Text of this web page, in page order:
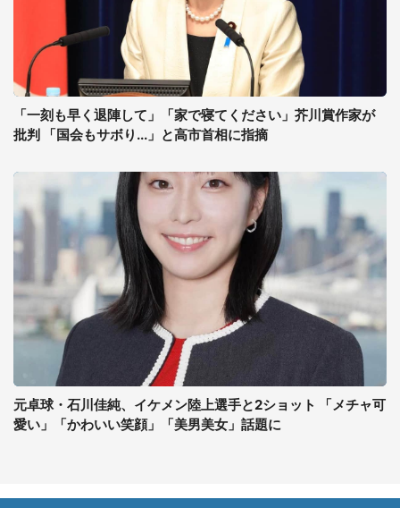
「一刻も早く退陣して」「家で寝てください」芥川賞作家が
批判 「国会もサボり...」と高市首相に指摘
元卓球・石川佳純、イケメン陸上選手と2ショット 「メチャ可
愛い」「かわいい笑顔」「美男美女」話題に